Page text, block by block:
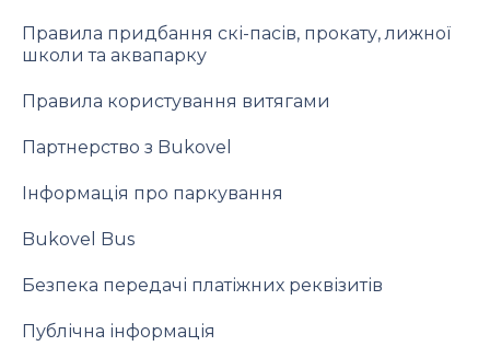
Правила придбання скі-пасів, прокату, лижної
школи та аквапарку
Правила користування витягами
Партнерство з Bukovel
Інформація про паркування
Bukovel Bus
Безпека передачі платіжних реквізитів
Публічна інформація